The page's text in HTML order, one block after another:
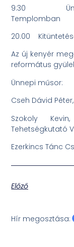
9:30 Ünnepi
Templomban
20:00
Az új kenyér
református
Ünnepi műsor:
Cseh Dávid
Szokoly
Tehetségkutató
Ezerkincs Tánc
Előző
Hír megosztása: